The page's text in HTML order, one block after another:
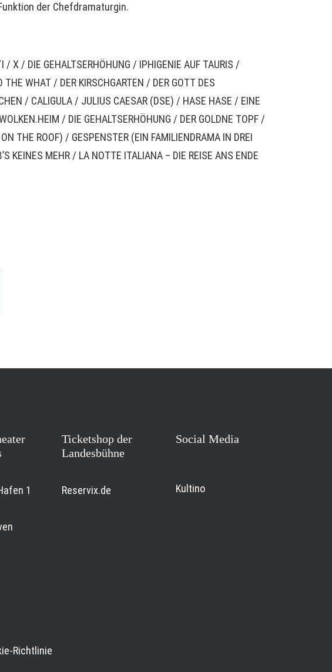
der Chefdramaturgin.
/ X / DIE GEHALTSERHÖHUNG / IPHIGENIE AUF TAURIS /
THE WHAT / DER KIRSCHGARTEN / DER GOTT DES
/ CALIGULA / JULIUS CAESAR (DSE) / HASE HASE / EINE
/ DIE GEHALTSERHÖHUNG / DER GOLDNE TOPF /
THE ROOF) / GESPENSTER (EIN FAMILIENDRAMA IN DREI
KEINES MEHR / LA NOTTE ITALIANA – DIE REISE ANS ENDE
1
Ticketshop der
Landesbühne
Reservix.de
Social Media
Kultino
Richtlinie